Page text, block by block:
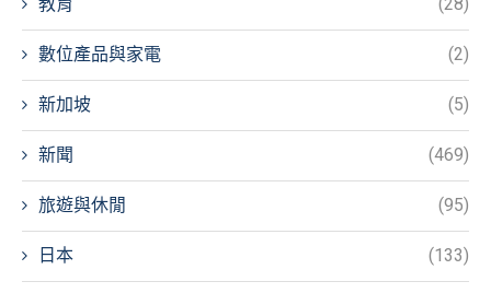
數位產品與家電 (2)
新加坡 (5)
新聞 (469)
旅遊與休閒 (95)
日本 (133)